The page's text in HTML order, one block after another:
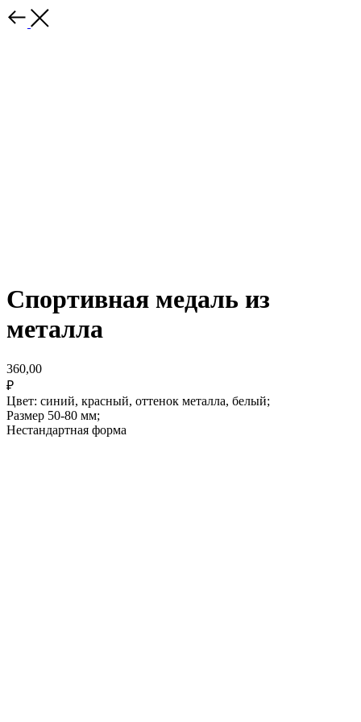
Спортивная медаль из
металла
360,00
₽
Цвет: синий, красный, оттенок металла, белый;
Размер 50-80 мм;
Нестандартная форма